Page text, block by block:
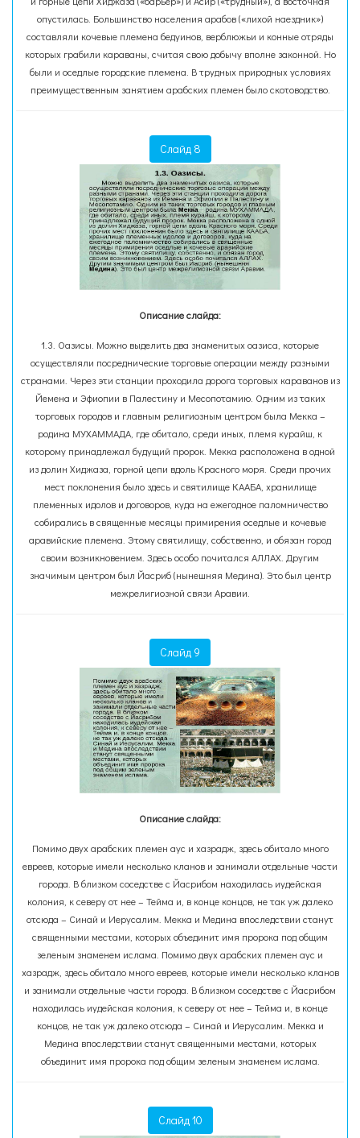
опустилась. Большинство населения арабов («лихой наездник»)
составляли кочевые племена бедуинов, верблюжьи и конные отряды
которых грабили караваны, считая свою добычу вполне законной. Но
были и оседлые городские племена. В трудных природных условиях
преимущественным занятием арабских племен было скотоводство.
Слайд 8
Описание слайда:
1.3. Оазисы. Можно выделить два знаменитых оазиса, которые
осуществляли посреднические торговые операции между разными
странами. Через эти станции проходила дорога торговых караванов из
Йемена и Эфиопии в Палестину и Месопотамию. Одним из таких
торговых городов и главным религиозным центром была Мекка –
родина МУХАММАДА, где обитало, среди иных, племя курайш, к
которому принадлежал будущий пророк. Мекка расположена в одной
из долин Хиджаза, горной цепи вдоль Красного моря. Среди прочих
мест поклонения было здесь и святилище КААБА, хранилище
племенных идолов и договоров, куда на ежегодное паломничество
собирались в священные месяцы примирения оседлые и кочевые
аравийские племена. Этому святилищу, собственно, и обязан город
своим возникновением. Здесь особо почитался АЛЛАХ. Другим
значимым центром был Йасриб (нынешняя Медина). Это был центр
межрелигиозной связи Аравии.
Слайд 9
Описание слайда:
Помимо двух арабских племен аус и хазрадж, здесь обитало много
евреев, которые имели несколько кланов и занимали отдельные части
города. В близком соседстве с Йасрибом находилась иудейская
колония, к северу от нее – Тейма и, в конце концов, не так уж далеко
отсюда – Синай и Иерусалим. Мекка и Медина впоследствии станут
священными местами, которых объединит имя пророка под общим
зеленым знаменем ислама. Помимо двух арабских племен аус и
хазрадж, здесь обитало много евреев, которые имели несколько кланов
и занимали отдельные части города. В близком соседстве с Йасрибом
находилась иудейская колония, к северу от нее – Тейма и, в конце
концов, не так уж далеко отсюда – Синай и Иерусалим. Мекка и
Медина впоследствии станут священными местами, которых
объединит имя пророка под общим зеленым знаменем ислама.
Слайд 10